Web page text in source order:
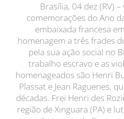
Brasília, 04 dez (RV)
comemorações do Ano
embaixada francesa
homenagem a três frades
pela sua ação social no
trabalho escravo e as
homenageados são Henri
Plassat e Jean Raguenes,
décadas. Frei Henri des
região de Xinguara (PA) e